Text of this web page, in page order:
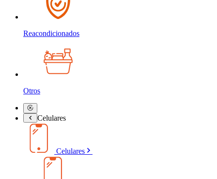
Reacondicionados
Otros
Celulares
Celulares